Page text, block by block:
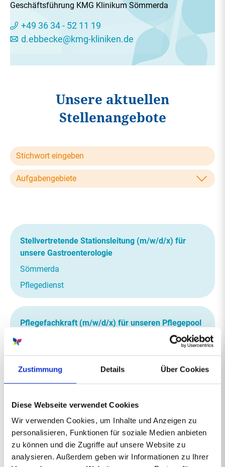
Zustimmung Details Über Cookies
Diese Webseite verwendet Cookies
Wir verwenden Cookies, um Inhalte und Anzeigen zu
personalisieren, Funktionen für soziale Medien anbieten
zu können und die Zugriffe auf unsere Website zu
analysieren. Außerdem geben wir Informationen zu Ihrer
Geschäftsführung KMG Klinikum Sömmerda
+49 36 34 - 52 11 19
d.ebbecke@kmg-kliniken.de
Unsere aktuellen
Stellenangebote
Aufgabengebiete
Stellvertretende Stationsleitung (m/w/d/x) für
unsere Gastroenterologie
Sömmerda
Pflegedienst
Pflegefachkraft (m/w/d/x) für unseren Pflegepool
Sömmerda, Sondershausen
Pflegedienst
Sömmerda
Wirtschafts- und Versorgungsdienst
Pflegefachkraft / Medizinischer Technologe für